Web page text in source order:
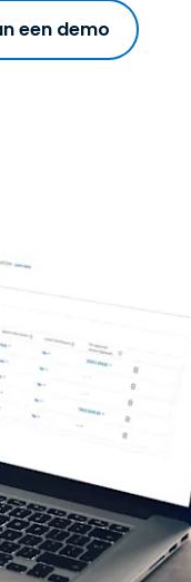
een demo